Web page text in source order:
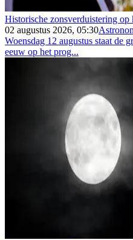
Historische zonsverduistering op
02 augustus 2026, 05:30
Woensdag 12 augustus staat de
eeuw op het prog...